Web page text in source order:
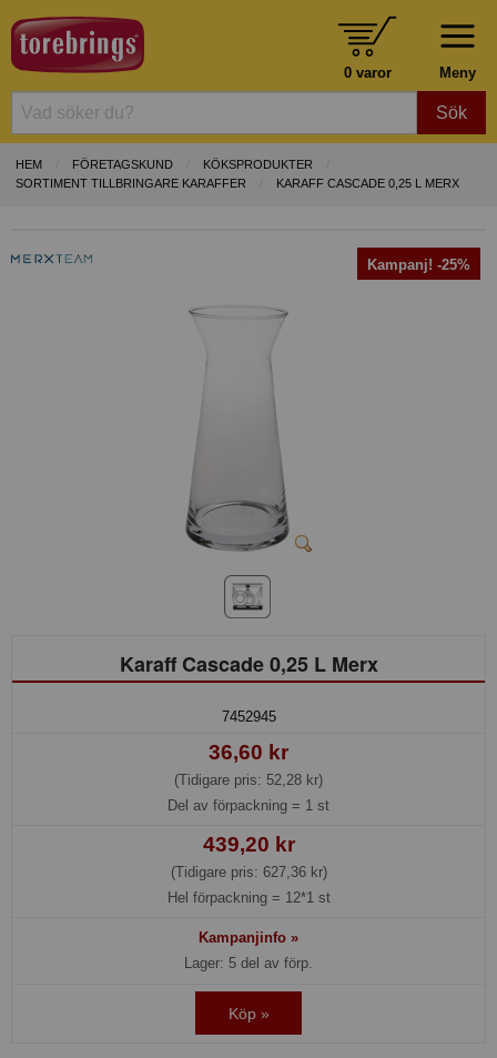
Meny
0 varor
Sök
HEM FÖRETAGSKUND
KÖKSPRODUKTER
SORTIMENT TILLBRINGARE KARAFFER
KARAFF CASCADE 0,25 L MERX
Kampanj! -25%
Karaff Cascade 0,25 L Merx
7452945
36,60 kr
(Tidigare pris: 52,28 kr)
Del av förpackning = 1 st
439,20 kr
(Tidigare pris: 627,36 kr)
Hel förpackning = 12*1 st
Kampanjinfo »
Lager: 5 del av förp.
Köp »